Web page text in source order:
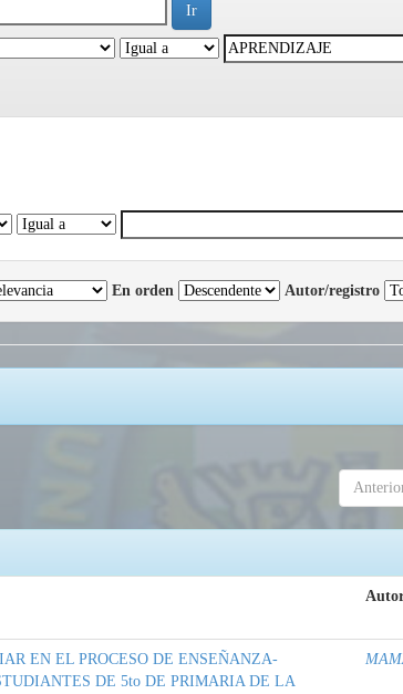
En orden Autor/registro
EN EL PROCESO DE ENSEÑANZA-
DE 5to DE PRIMARIA DE LA